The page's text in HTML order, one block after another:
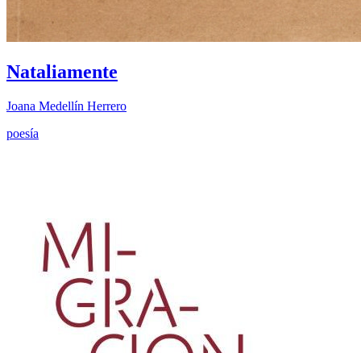
Nataliamente
Joana Medellín Herrero
poesía